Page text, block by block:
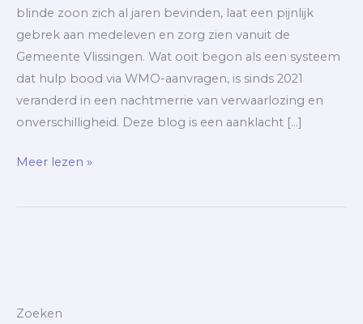
blinde zoon zich al jaren bevinden, laat een pijnlijk
gebrek aan medeleven en zorg zien vanuit de
Gemeente Vlissingen. Wat ooit begon als een systeem
dat hulp bood via WMO-aanvragen, is sinds 2021
veranderd in een nachtmerrie van verwaarlozing en
onverschilligheid. Deze blog is een aanklacht […]
Meer lezen »
Zoeken